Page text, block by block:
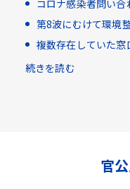
コロナ感染者問い
第8波にむけて環境
複数存在していた
続きを読む
官